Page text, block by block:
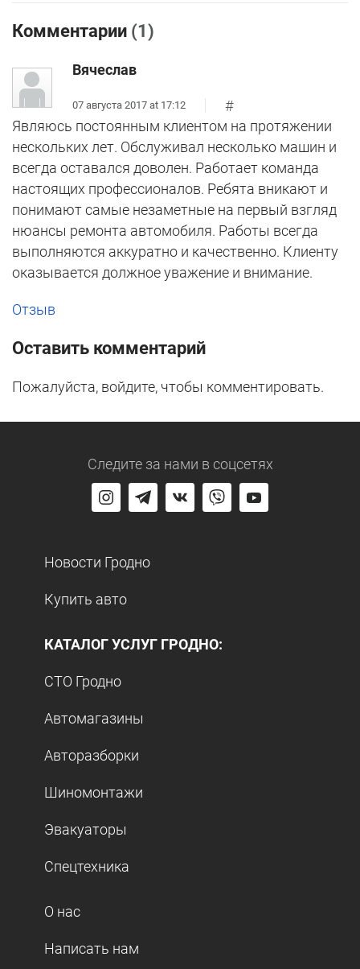
Комментарии (1)
Вячеслав
07 августа 2017 at 17:12
#
Являюсь постоянным клиентом на протяжении
нескольких лет. Обслуживал несколько машин и
всегда оставался доволен. Работает команда
настоящих профессионалов. Ребята вникают и
понимают самые незаметные на первый взгляд
нюансы ремонта автомобиля. Работы всегда
выполняются аккуратно и качественно. Клиенту
оказывается должное уважение и внимание.
Отзыв
Оставить комментарий
Пожалуйста, войдите, чтобы комментировать.
Следите за нами в соцсетях
Новости Гродно
Купить авто
КАТАЛОГ УСЛУГ ГРОДНО:
СТО Гродно
Автомагазины
Авторазборки
Шиномонтажи
Эвакуаторы
Спецтехника
О нас
Написать нам